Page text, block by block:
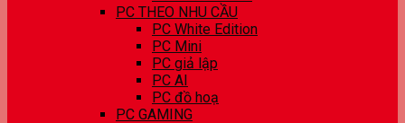
PC THEO NHU CẦU
PC White Edition
PC Mini
PC giả lập
PC AI
PC đồ hoạ
PC GAMING